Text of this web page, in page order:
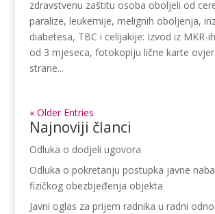
zdravstvenu zaštitu osoba oboljeli od
paralize, leukemije, melignih oboljenja,
diabetesa, TBC i celijakije: Izvod iz MKR-
od 3 mjeseca, fotokopiju lične karte
strane...
« Older Entries
Najnoviji članci
Odluka o dodjeli ugovora
Odluka o pokretanju postupka javne
fizičkog obezbjeđenja objekta
Javni oglas za prijem radnika u radni